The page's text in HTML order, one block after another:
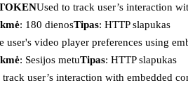
Used to track user’s interaction
: 180 dienosTipas: HTTP slapukas
user's video player preferences using
: Sesijos metuTipas: HTTP slapukas
track user’s interaction with embedded